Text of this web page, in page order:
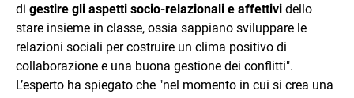
di gestire gli aspetti socio-relazionali e affettivi dello
stare insieme in classe, ossia sappiano sviluppare le
relazioni sociali per costruire un clima positivo di
collaborazione e una buona gestione dei conflitti".
L’esperto ha spiegato che "nel momento in cui si crea una